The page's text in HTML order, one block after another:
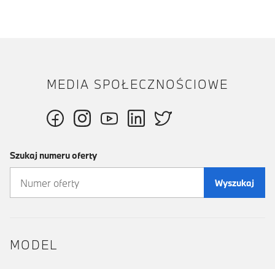
MEDIA SPOŁECZNOŚCIOWE
Szukaj numeru oferty
Wyszukaj
MODEL